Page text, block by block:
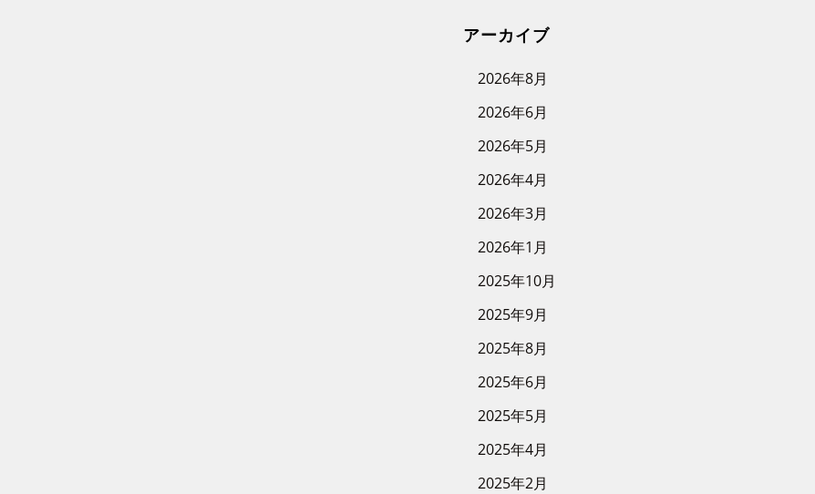
アーカイブ
2026年8月
2026年6月
2026年5月
2026年4月
2026年3月
2026年1月
2025年10月
2025年9月
2025年8月
2025年6月
2025年5月
2025年4月
2025年2月